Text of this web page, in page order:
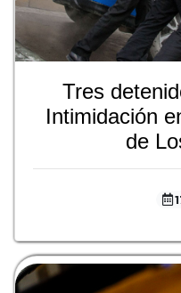
Tres
Intimidación
de